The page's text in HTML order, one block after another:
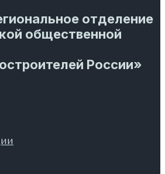
отделение
общественной
России»